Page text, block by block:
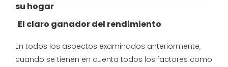
su hogar
El claro ganador del rendimiento
En todos los aspectos examinados anteriormente,
cuando se tienen en cuenta todos los factores como